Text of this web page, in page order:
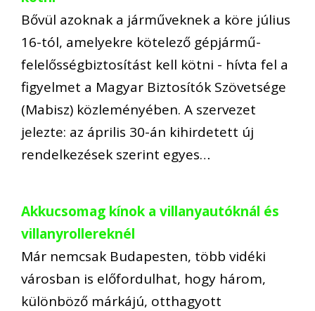
Bővül azoknak a járműveknek a köre július
16-tól, amelyekre kötelező gépjármű-
felelősségbiztosítást kell kötni - hívta fel a
figyelmet a Magyar Biztosítók Szövetsége
(Mabisz) közleményében. A szervezet
jelezte: az április 30-án kihirdetett új
rendelkezések szerint egyes…
Akkucsomag kínok a villanyautóknál és
villanyrollereknél
Már nemcsak Budapesten, több vidéki
városban is előfordulhat, hogy három,
különböző márkájú, otthagyott